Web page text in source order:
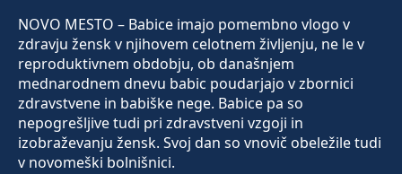
NOVO MESTO – Babice imajo pomembno vlogo v
zdravju žensk v njihovem celotnem življenju, ne le v
reproduktivnem obdobju, ob današnjem
mednarodnem dnevu babic poudarjajo v zbornici
zdravstvene in babiške nege. Babice pa so
nepogrešljive tudi pri zdravstveni vzgoji in
izobraževanju žensk. Svoj dan so vnovič obeležile tudi
v novomeški bolnišnici.